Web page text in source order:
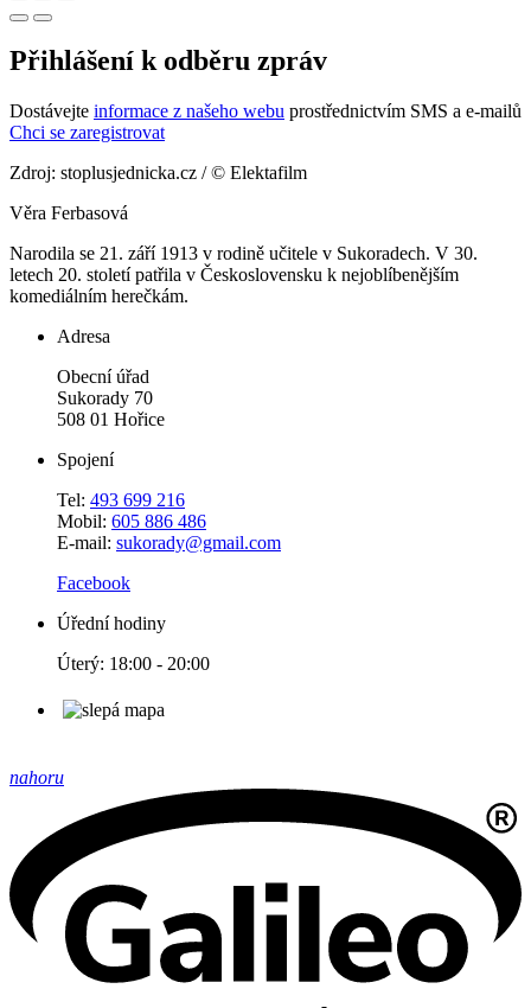
Přihlášení k odběru zpráv
Dostávejte informace z našeho webu prostřednictvím SMS a e-mailů
Chci se zaregistrovat
Zdroj: stoplusjednicka.cz / © Elektafilm
Věra Ferbasová
Narodila se 21. září 1913 v rodině učitele v Sukoradech. V 30.
letech 20. století patřila v Československu k nejoblíbenějším
komediálním herečkám.
Adresa
Obecní úřad
Sukorady 70
508 01 Hořice
Spojení
Tel: 493 699 216
Mobil: 605 886 486
E-mail: sukorady@gmail.com
Facebook
Úřední hodiny
Úterý: 18:00 - 20:00
nahoru